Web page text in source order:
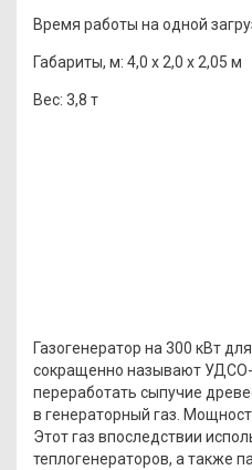
Время работы на одной
Габариты, м: 4,0 x 2,0 x 2,05 м
Вес: 3,8 т
Газогенератор на 300 кВт
сокращенно называют
переработать сыпучие
в генераторный газ.
Этот газ впоследствии
теплогенераторов, а также